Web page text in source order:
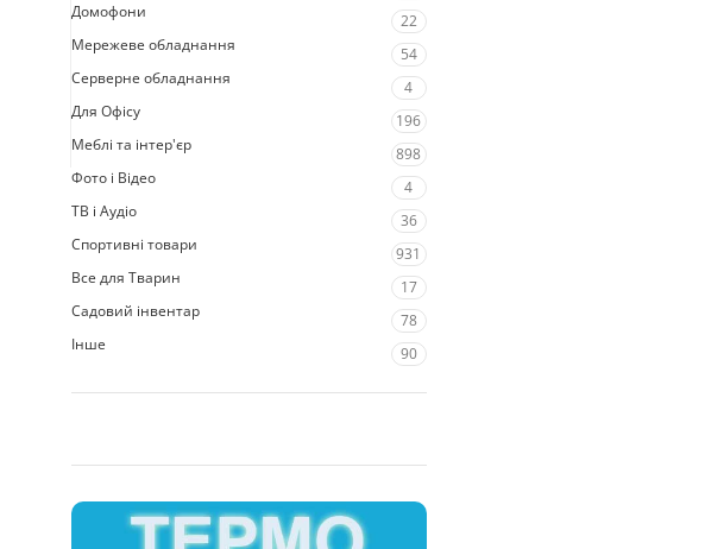
Домофони
22
Мережеве обладнання
54
Серверне обладнання
4
Для Офісу
196
Меблі та інтер'єр
898
Фото і Відео
4
ТВ і Аудіо
36
Спортивні товари
931
Все для Тварин
17
Садовий інвентар
78
Інше
90